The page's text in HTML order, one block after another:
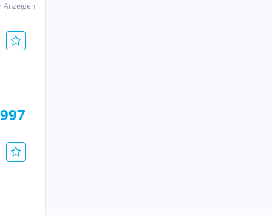
Anzeigen